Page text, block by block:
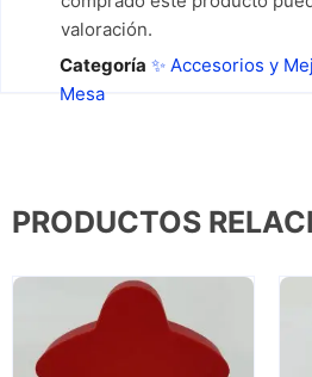
valoración.
Categoría ✨ Accesorios y
Mesa
PRODUCTOS